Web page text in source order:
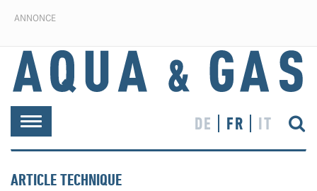
ANNONCE
Toggle
navigation
DE FR IT
ARTICLE TECHNIQUE